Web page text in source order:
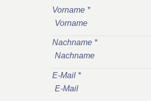
Vorname *
Nachname *
E-Mail *